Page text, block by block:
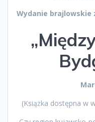
Wydanie brajlowskie
(Książka dostępna w